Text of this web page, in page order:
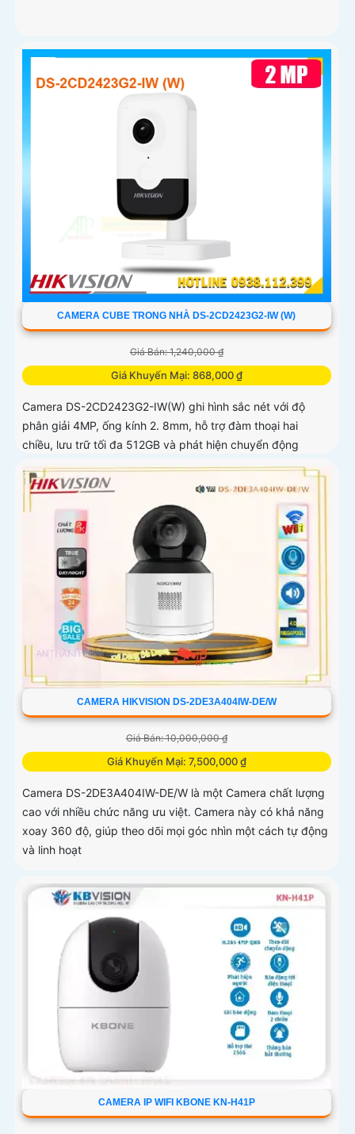
CAMERA CUBE TRONG NHÀ DS-2CD2423G2-IW (W)
Giá Bán: 1,240,000 ₫
Giá Khuyến Mại: 868,000 ₫
Camera DS-2CD2423G2-IW(W) ghi hình sắc nét với độ
phân giải 4MP, ống kính 2. 8mm, hỗ trợ đàm thoại hai
chiều, lưu trữ tối đa 512GB và phát hiện chuyển động
thông minh phân biệt người, phương tiện
CAMERA HIKVISION DS-2DE3A404IW-DE/W
Giá Bán: 10,000,000 ₫
Giá Khuyến Mại: 7,500,000 ₫
Camera DS-2DE3A404IW-DE/W là một Camera chất lượng
cao với nhiều chức năng ưu việt. Camera này có khả năng
xoay 360 độ, giúp theo dõi mọi góc nhìn một cách tự động
và linh hoạt
CAMERA IP WIFI KBONE KN-H41P